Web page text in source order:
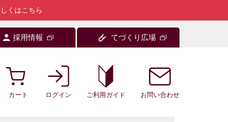
くはこちら
採用情報 てづくり広場
カート ログイン ご利用ガイド お問い合わせ